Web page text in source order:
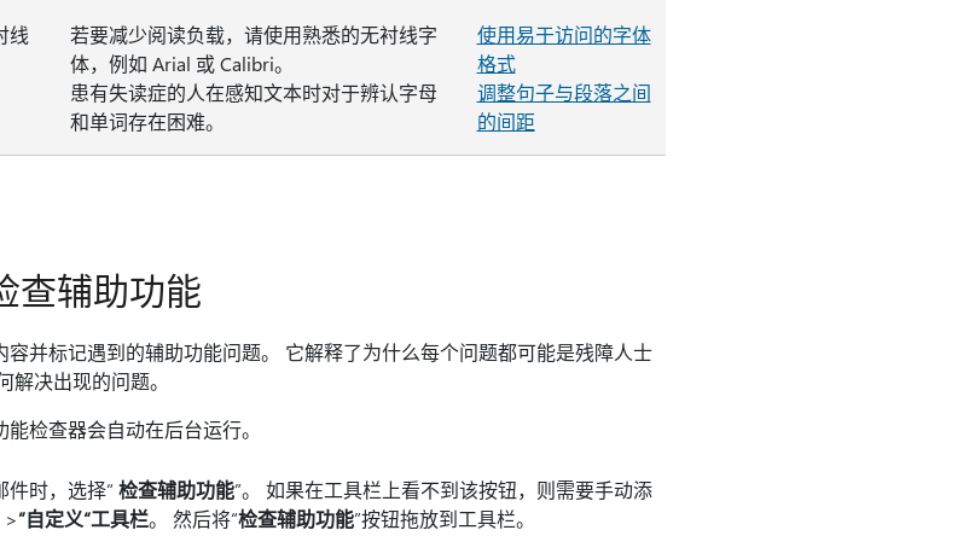
线
若要减少阅读负载，请使用熟悉的无衬线字
体，例如 Arial 或 Calibri。
患有失读症的人在感知文本时对于辨认字母
和单词存在困难。
使用易于访问的字体
格式
调整句子与段落之间
的间距
查辅助功能
并标记遇到的辅助功能问题。 它解释了为什么每个问题都可能是残障人士
决出现的问题。
检查器会自动在后台运行。
时，选择“ 检查辅助功能”。 如果在工具栏上看不到该按钮，则需要手动添
>”自定义“工具栏。 然后将“检查辅助功能”按钮拖放到工具栏。